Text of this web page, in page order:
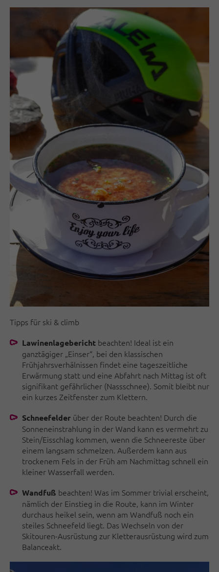
Tipps für ski & climb
Lawinenlagebericht beachten! Ideal ist ein
ganztägiger „Einser“, bei den klassischen
Frühjahrsverhälnissen findet eine tageszeitliche
Erwärmung statt und eine Abfahrt nach Mittag ist oft
signifikant gefährlicher (Nassschnee). Somit bleibt nur
ein kurzes Zeitfenster zum Klettern.
Schneefelder über der Route beachten! Durch die
Sonneneinstrahlung in der Wand kann es vermehrt zu
Stein/Eisschlag kommen, wenn die Schneereste über
einem langsam schmelzen. Außerdem kann aus
trockenem Fels in der Früh am Nachmittag schnell ein
kleiner Wasserfall werden.
Wandfuß beachten! Was im Sommer trivial erscheint,
nämlich der Einstieg in die Route, kann im Winter
durchaus heikel sein, wenn am Wandfuß noch ein
steiles Schneefeld liegt. Das Wechseln von der
Skitouren-Ausrüstung zur Kletterausrüstung wird zum
Balanceakt.